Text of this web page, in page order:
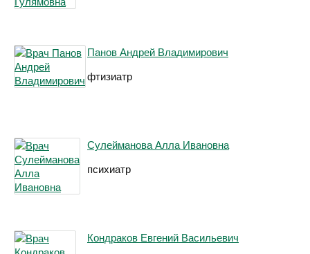
Панов Андрей Владимирович
фтизиатр
Сулейманова Алла Ивановна
психиатр
Кондраков Евгений Васильевич